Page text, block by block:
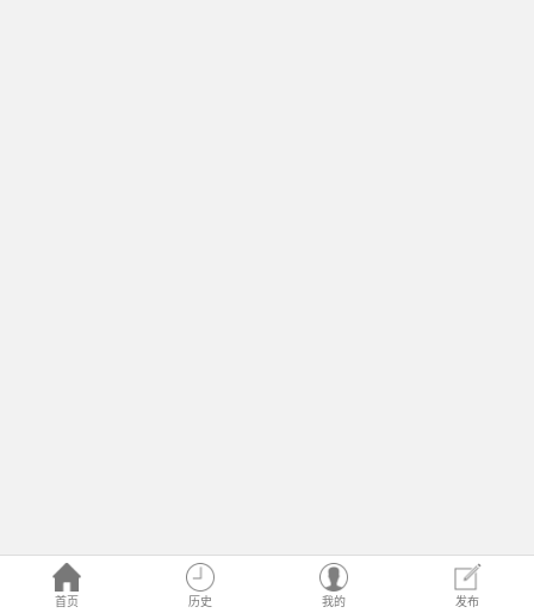
首页 历史 我的 发布